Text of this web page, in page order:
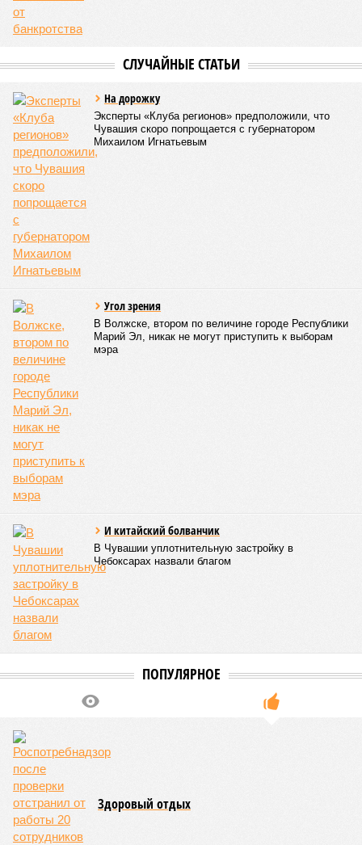
грызунов и насекомых. Питание в учреждениях
обеспечивают 21 оператор, причём в отношении каждого из
предложений, направленных на обеспечение санитарно-
эпидемиологического благополучия детей в летних лагерях
и на повышение действенности самой системы
оздоровления. В качестве основного приоритета было
выделено обеспечение оздоровительных учреждений
качественными пищевыми продуктами, а детей –
полноценным и сбалансированным питанием. Все лагеря в
обязательном порядке должны располагать санитарно-
эпидемиологическим заключением (СЭЗ), которое
подтверждает соответствие учреждения требованиям
действующего санитарного законодательства. Отсутствие
функционирование оздоровительной организации. Кроме
того, участники заседания обратили внимание на
необходимость постоянного контроля за поставщиками
продуктов и организаторами питания, за своевременным
исполнением ранее выданных предписаний по устранению
нарушений, а также за соблюдением сроков прохождения
медицинских осмотров и гигиенического обучения
персоналом.
Общество
спорта по борьбе керешу
В регионе учреждены удостоверения мастеров спорта по
борьбе керешу
Заткнуть за пояс
В регионе учреждены удостоверения мастеров спорта по борьбе керешу